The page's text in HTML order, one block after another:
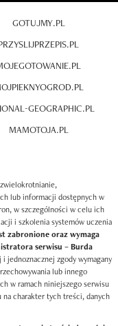
GOTUJMY.PL
GEOGRAPHIC.PL
MAMOTOJA.PL
lub informacji dostępnych w
w szczególności w celu ich
i szkolenia systemów uczenia
zabronione oraz wymaga
serwisu – Burda
jednoznacznej zgody wymagany
lub innego
w ramach niniejszego serwisu
charakter tych treści, danych